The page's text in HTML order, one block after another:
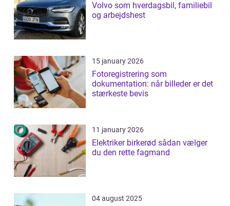
Volvo som hverdagsbil, familiebil
og arbejdshest
15 january 2026
Fotoregistrering som
dokumentation: når billeder er det
stærkeste bevis
11 january 2026
Elektriker birkerød sådan vælger
du den rette fagmand
04 august 2025